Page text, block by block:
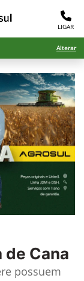
LIGAR
Alterar
de Cana
possuem